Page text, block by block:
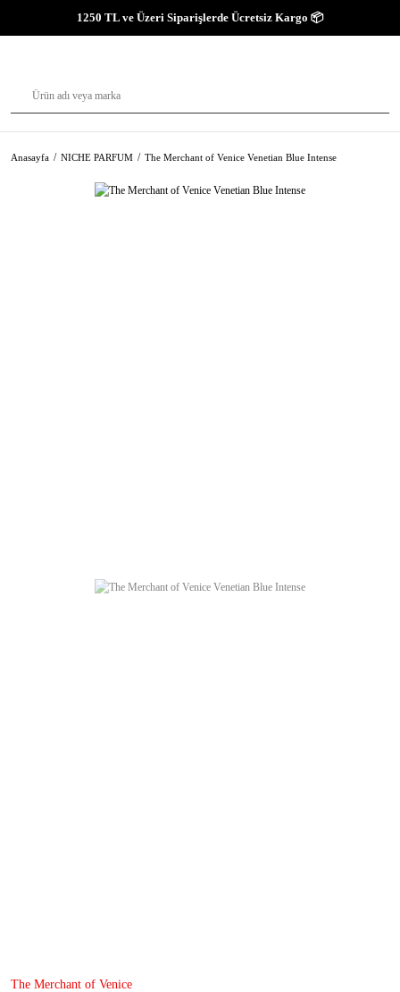
1250 TL ve Üzeri Siparişlerde Ücretsiz Kargo 📦
Anasayfa NICHE PARFUM The Merchant of Venice Venetian Blue Intense
The Merchant of Venice